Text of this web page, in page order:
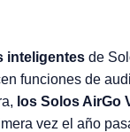
inteligentes de
funciones de
los Solos AirGo
vez el año